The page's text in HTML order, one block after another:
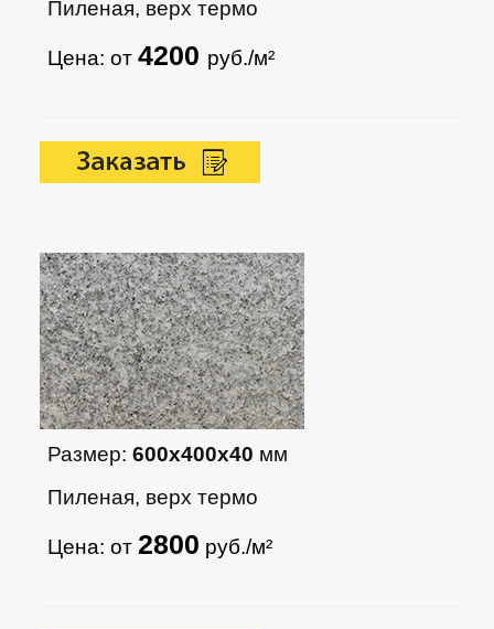
Пиленая, верх термо
Цена: от4200 руб./м²
Размер:600х400х40 мм
Пиленая, верх термо
Цена: от2800 руб./м²